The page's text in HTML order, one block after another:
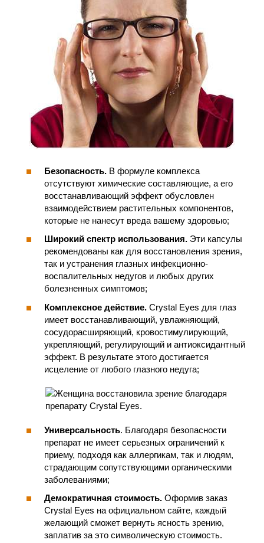
Безопасность. В формуле комплекса
отсутствуют химические составляющие, а его
восстанавливающий эффект обусловлен
взаимодействием растительных компонентов,
которые не нанесут вреда вашему здоровью;
Широкий спектр использования. Эти капсулы
рекомендованы как для восстановления зрения,
так и устранения глазных инфекционно-
воспалительных недугов и любых других
болезненных симптомов;
Комплексное действие. Crystal Eyes для глаз
имеет восстанавливающий, увлажняющий,
сосудорасширяющий, кровостимулирующий,
укрепляющий, регулирующий и антиоксидантный
эффект. В результате этого достигается
исцеление от любого глазного недуга;
Универсальность. Благодаря безопасности
препарат не имеет серьезных ограничений к
приему, подходя как аллергикам, так и людям,
страдающим сопутствующими органическими
заболеваниями;
Демократичная стоимость. Оформив заказ
Crystal Eyes на официальном сайте, каждый
желающий сможет вернуть ясность зрению,
заплатив за это символическую стоимость.